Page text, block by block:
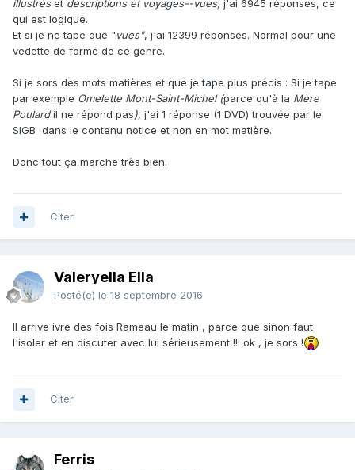
illustréset descriptions et voyages--vues, j'ai 6945 réponses, ce
qui est logique.
Et si je ne tape que "vues", j'ai 12399 réponses. Normal pour une
vedette de forme de ce genre.
Si je sors des mots matières et que je tape plus précis : Si je tape
par exemple Omelette Mont-Saint-Michel (parce qu'à la Mère
Poulardil ne répond pas), j'ai 1 réponse (1 DVD) trouvée par le
SIGB dans le contenu notice et non en mot matière.
Donc tout ça marche très bien.
Citer
Valeryella Ella
Posté(e) le 18 septembre 2016
Il arrive ivre des fois Rameau le matin , parce que sinon faut
l'isoler et en discuter avec lui sérieusement !!! ok , je sors !
Citer
Ferris